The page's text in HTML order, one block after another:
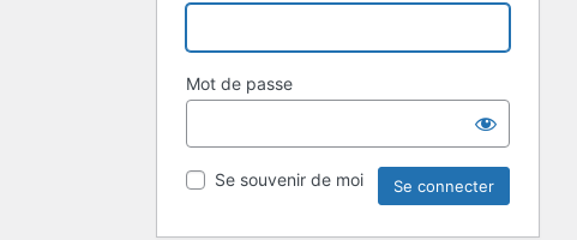
Mot de passe
Se souvenir de moi